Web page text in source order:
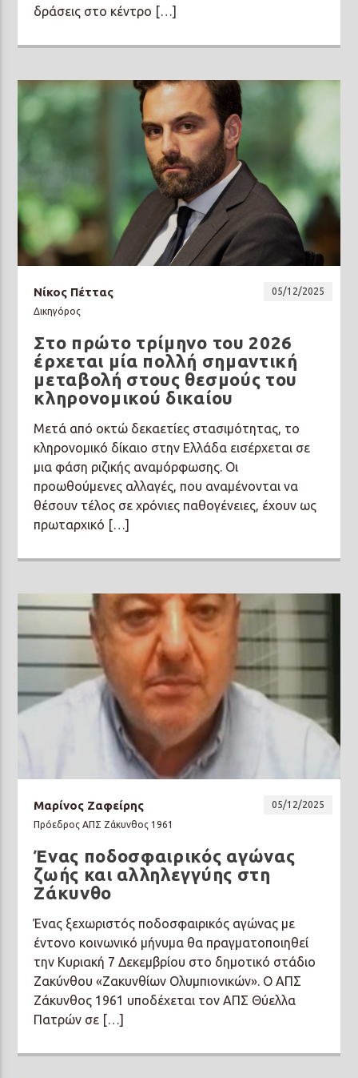
δράσεις στο κέντρο […]
Νίκος Πέττας
05/12/2025
Δικηγόρος
Στο πρώτο τρίμηνο του 2026
έρχεται μία πολλή σημαντική
μεταβολή στους θεσμούς του
κληρονομικού δικαίου
Μετά από οκτώ δεκαετίες στασιμότητας, το
κληρονομικό δίκαιο στην Ελλάδα εισέρχεται σε
μια φάση ριζικής αναμόρφωσης. Οι
προωθούμενες αλλαγές, που αναμένονται να
θέσουν τέλος σε χρόνιες παθογένειες, έχουν ως
πρωταρχικό […]
Μαρίνος Ζαφείρης
05/12/2025
Πρόεδρος ΑΠΣ Ζάκυνθος 1961
Ένας ποδοσφαιρικός αγώνας
ζωής και αλληλεγγύης στη
Ζάκυνθο
Ένας ξεχωριστός ποδοσφαιρικός αγώνας με
έντονο κοινωνικό μήνυμα θα πραγματοποιηθεί
την Κυριακή 7 Δεκεμβρίου στο δημοτικό στάδιο
Ζακύνθου «Ζακυνθίων Ολυμπιονικών». Ο ΑΠΣ
Ζάκυνθος 1961 υποδέχεται τον ΑΠΣ Θύελλα
Πατρών σε […]